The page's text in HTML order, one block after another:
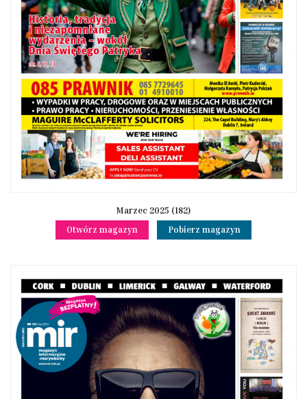
Marzec 2025 (182)
Otwórz magazyn
Pobierz magazyn